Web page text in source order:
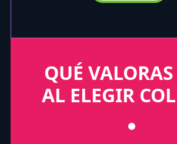
QUÉ
AL ELEGIR